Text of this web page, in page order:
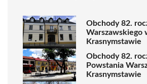
Obchody 82.
Warszawskiego
Krasnymstawie
Obchody 82.
Powstania
Krasnymstawie